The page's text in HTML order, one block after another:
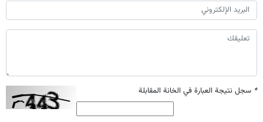
* سجل نتيجة العبارة في الخانة المقابلة